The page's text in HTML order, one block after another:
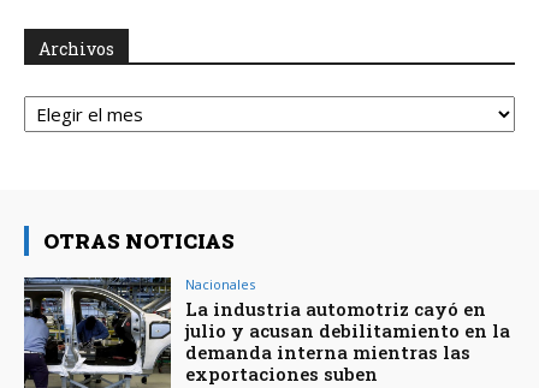
Archivos
Archivos
OTRAS NOTICIAS
Nacionales
La industria automotriz cayó en
julio y acusan debilitamiento en la
demanda interna mientras las
exportaciones suben